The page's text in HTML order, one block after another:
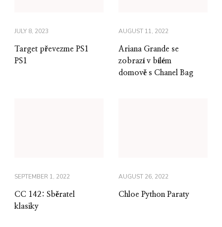
JULY 8, 2023
Target převezme PS1
PS1
AUGUST 11, 2022
Ariana Grande se
zobrazí v bílém
domově s Chanel Bag
SEPTEMBER 1, 2022
CC 142: Sběratel
klasiky
AUGUST 26, 2022
Chloe Python Paraty